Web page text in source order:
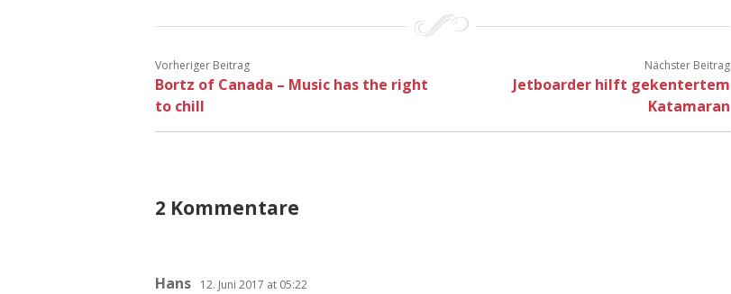
Vorheriger Beitrag
Bortz of Canada – Music has the right
to chill
Nächster Beitrag
Jetboarder hilft gekentertem
Katamaran
2 Kommentare
Hans 12. Juni 2017 at 05:22